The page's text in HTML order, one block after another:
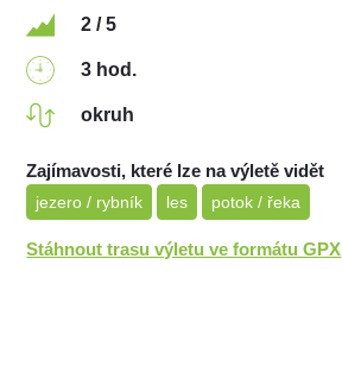
2 / 5
3 hod.
okruh
Zajímavosti, které lze na výletě vidět
jezero / rybník les potok / řeka
Stáhnout trasu výletu ve formátu GPX